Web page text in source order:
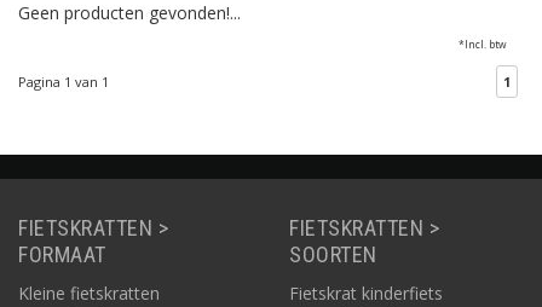
Geen producten gevonden!...
*Incl. btw
Pagina 1 van 1 1
FIETSKRATTEN >
FORMAAT
Kleine fietskratten
FIETSKRATTEN >
SOORTEN
Fietskrat kinderfiets